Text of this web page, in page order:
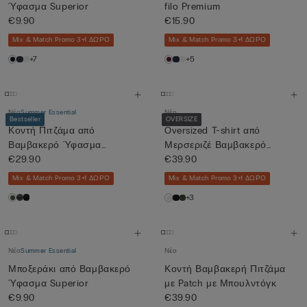
Ύφασμα Superior
€9.90
Mix & Match Promo 3+1 ΔΩΡΟ
+7
filo Premium
€15.90
Mix & Match Promo 3+1 ΔΩΡΟ
+5
Bestseller
ΝέοSummer Essential
Κοντή Πιτζάμα από
Βαμβακερό Ύφασμα
Superior
€29.90
Mix & Match Promo 3+1 ΔΩΡΟ
OVERSIZE
Νέο
Oversized T-shirt από
Μερσεριζέ Βαμβακερό
Ύφασμα f...
€39.90
Mix & Match Promo 3+1 ΔΩΡΟ
+3
ΝέοSummer Essential
Μποξεράκι από Βαμβακερό
Ύφασμα Superior
€9.90
Νέο
Κοντή Βαμβακερή Πιτζάμα
με Patch με Μπουλντόγκ
€39.90